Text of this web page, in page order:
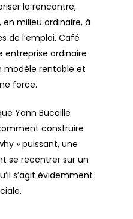
la rencontre,
milieu ordinaire, à
de l’emploi. Café
entreprise ordinaire
modèle rentable et
force.
Yann Bucaille
construire
» puissant, une
se recentrer sur un
s’agit évidemment